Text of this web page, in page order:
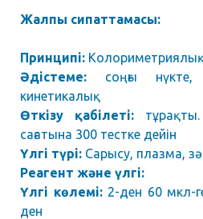
Жалпы сипаттамасы:
Принципі:
Әдістеме: соңғы нүкте,
кинетикалық
Өткізу қабілеті:
сағатына 300 тестке дейін
Үлгі түрі: Сарысу, плазма,
Реагент және үлгі:
Үлгі көлемі: 2-ден 60 мкл-
ден